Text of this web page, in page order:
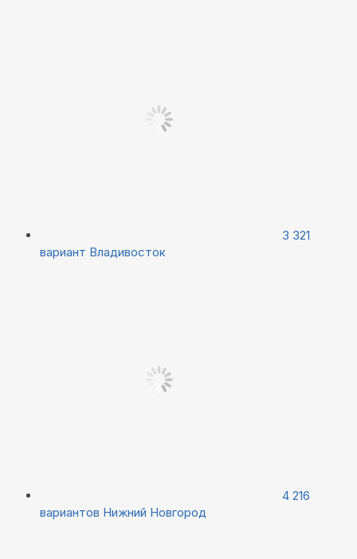
3 321
вариант Владивосток
4 216
вариантов Нижний Новгород